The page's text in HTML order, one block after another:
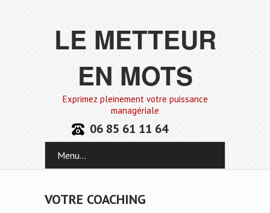
LE METTEUR
EN MOTS
Exprimez pleinement votre puissance
managériale
06 85 61 11 64
Menu...
VOTRE COACHING